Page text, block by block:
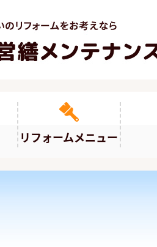
リフォームメニュー